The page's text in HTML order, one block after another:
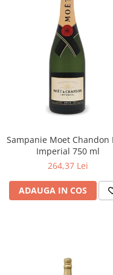
Sampanie Moet Chandon Brut
Imperial 750 ml
264,37 Lei
ADAUGA IN COS